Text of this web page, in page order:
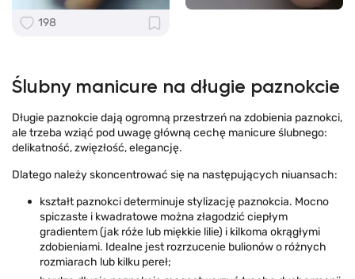
198
Ślubny manicure na długie paznokcie
Długie paznokcie dają ogromną przestrzeń na zdobienia paznokci,
ale trzeba wziąć pod uwagę główną cechę manicure ślubnego:
delikatność, zwięzłość, elegancję.
Dlatego należy skoncentrować się na następujących niuansach:
kształt paznokci determinuje stylizację paznokcia. Mocno
spiczaste i kwadratowe można złagodzić ciepłym
gradientem (jak róże lub miękkie lilie) i kilkoma okrągłymi
zdobieniami. Idealne jest rozrzucenie bulionów o różnych
rozmiarach lub kilku pereł;